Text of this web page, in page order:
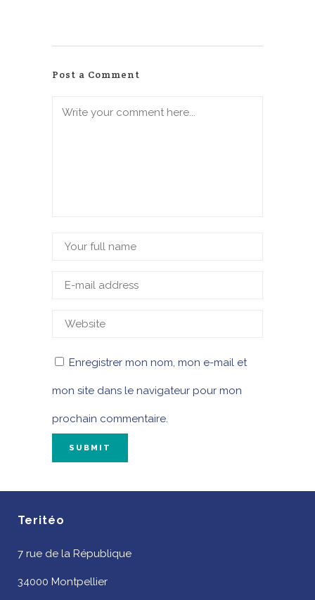
Post a Comment
Enregistrer mon nom, mon e-mail et
mon site dans le navigateur pour mon
prochain commentaire.
Teritéo
7 rue de la République
34000 Montpellier